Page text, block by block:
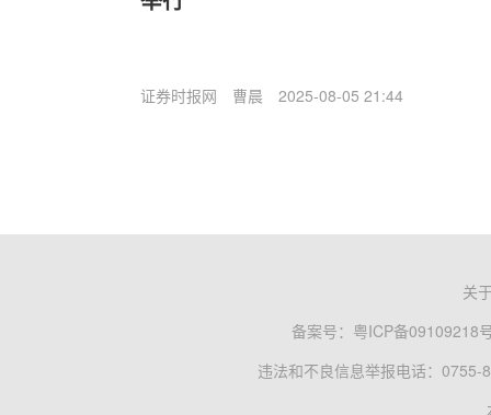
证券时报网 曹晨 2025-08-05 21:44
关
备案号： 粤ICP备09109218
违法和不良信息举报电话：0755-